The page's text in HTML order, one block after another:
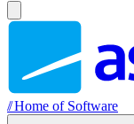
//Home of Software